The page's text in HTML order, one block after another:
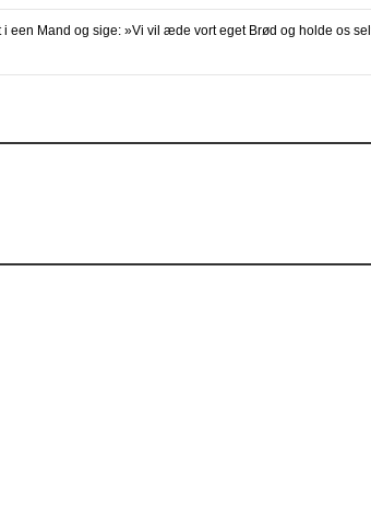
een Mand og sige: »Vi vil æde vort eget Brød og holde os